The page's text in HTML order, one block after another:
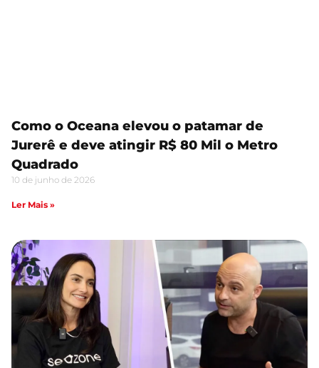
Como o Oceana elevou o patamar de
Jurerê e deve atingir R$ 80 Mil o Metro
Quadrado
10 de junho de 2026
Ler Mais »